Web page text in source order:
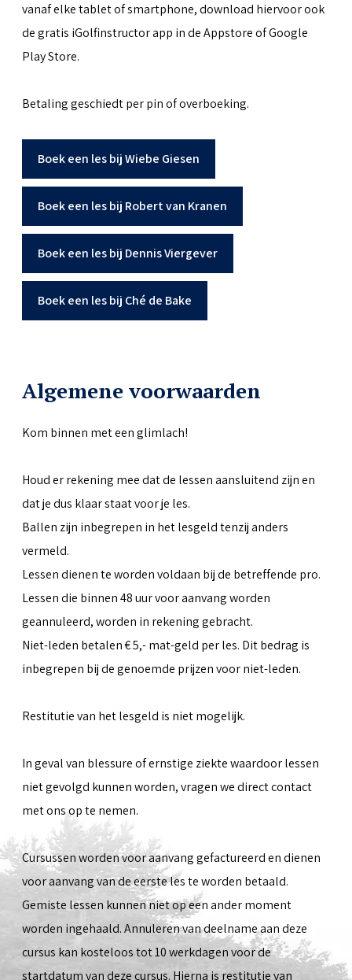
vanaf elke tablet of smartphone, download hiervoor ook
de gratis iGolfinstructor app in de Appstore of Google
Play Store.
Betaling geschiedt per pin of overboeking.
Boek een les bij Wiebe Giesen
Boek een les bij Robert van Kranen
Boek een les bij Dennis Viergever
Boek een les bij Ché de Bake
Algemene voorwaarden
Kom binnen met een glimlach!
Houd er rekening mee dat de lessen aansluitend zijn en
dat je dus klaar staat voor je les.
Ballen zijn inbegrepen in het lesgeld tenzij anders
vermeld.
Lessen dienen te worden voldaan bij de betreffende pro.
Lessen die binnen 48 uur voor aanvang worden
geannuleerd, worden in rekening gebracht.
Niet-leden betalen € 5,- mat-geld per les. Dit bedrag is
inbegrepen bij de genoemde prijzen voor niet-leden.
Restitutie van het lesgeld is niet mogelijk.
In geval van blessure of ernstige ziekte waardoor lessen
niet gevolgd kunnen worden, vragen we direct contact
met ons op te nemen.
Cursussen worden voor aanvang gefactureerd en dienen
voor aanvang van de eerste les te worden betaald.
Gemiste lessen kunnen niet op een ander moment
worden ingehaald. Annuleren van deelname aan deze
cursus kan kosteloos tot 10 werkdagen voor de
startdatum van deze cursus. Hierna is restitutie van